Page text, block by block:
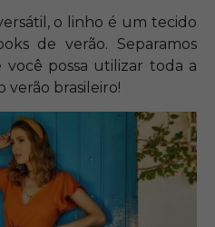
o linho é um tecido
de verão. Separamos
você possa utilizar toda a
verão brasileiro!